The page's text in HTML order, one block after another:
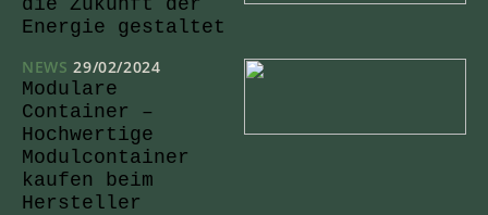
Energie gestaltet
NEWS 29/02/2024
Modulare
Container –
Hochwertige
Modulcontainer
kaufen beim
Hersteller